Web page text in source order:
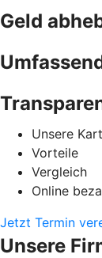
Geld
Unsere
Vorteile
Vergleich
Online
Jetzt Termin
Unsere